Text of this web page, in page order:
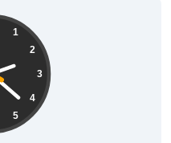
1
2
3
4
5